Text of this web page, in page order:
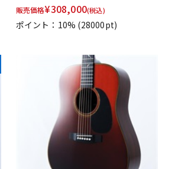
販売価格¥308,000(税込)
ポイント：10% (28000pt)